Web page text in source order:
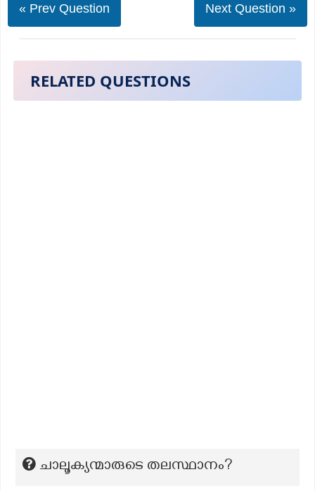
« Prev Question Next Question »
RELATED QUESTIONS
ചാലൂക്യന്മാരുടെ തലസ്ഥാനം?